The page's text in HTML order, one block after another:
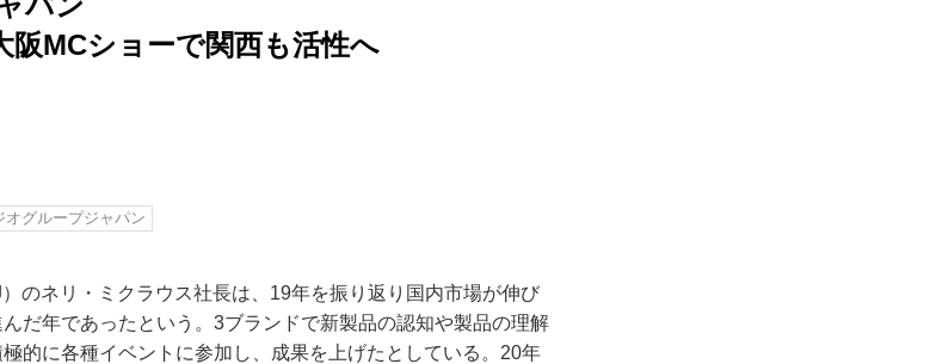
MCショーで関西も活性へ
オグループジャパン
のネリ・ミクラウス社長は、19年を振り返り国内市場が伸び
だ年であったという。3ブランドで新製品の認知や製品の理解
的に各種イベントに参加し、成果を上げたとしている。20年